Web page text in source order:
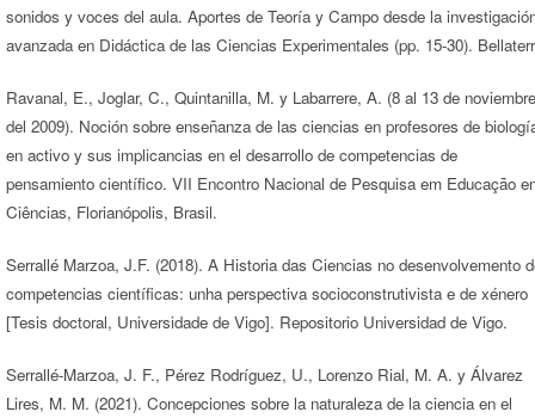
sonidos y voces del aula. Aportes de Teoría y Campo desde la
avanzada en Didáctica de las Ciencias Experimentales (pp. 15-30).
Ravanal, E., Joglar, C., Quintanilla, M. y Labarrere, A. (8 al 13 de noviembre
del 2009). Noción sobre enseñanza de las ciencias en profesores de
en activo y sus implicancias en el desarrollo de competencias de
pensamiento científico. VII Encontro Nacional de Pesquisa em Educação
Ciências, Florianópolis, Brasil.
Serrallé Marzoa, J.F. (2018). A Historia das Ciencias no desenvolvemento
competencias científicas: unha perspectiva socioconstrutivista e de xénero
[Tesis doctoral, Universidade de Vigo]. Repositorio Universidad de Vigo.
Serrallé-Marzoa, J. F., Pérez Rodríguez, U., Lorenzo Rial, M. A. y Álvarez
Lires, M. M. (2021). Concepciones sobre la naturaleza de la ciencia en el